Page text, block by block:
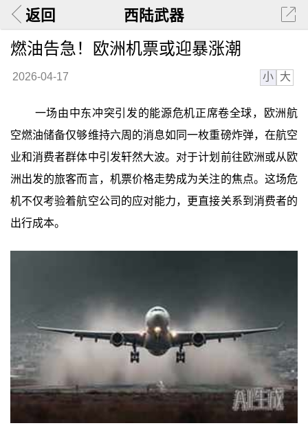
返回 西陆武器
燃油告急！欧洲机票或迎暴涨潮
2026-04-17 小 大
一场由中东冲突引发的能源危机正席卷全球，欧洲航
空燃油储备仅够维持六周的消息如同一枚重磅炸弹，在航空
业和消费者群体中引发轩然大波。对于计划前往欧洲或从欧
洲出发的旅客而言，机票价格走势成为关注的焦点。这场危
机不仅考验着航空公司的应对能力，更直接关系到消费者的
出行成本。